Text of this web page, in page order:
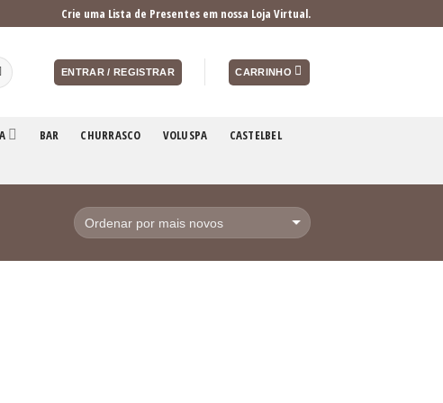
Crie uma Lista de Presentes em nossa Loja Virtual.
ENTRAR / REGISTRAR CARRINHO
BAR CHURRASCO VOLUSPA CASTELBEL